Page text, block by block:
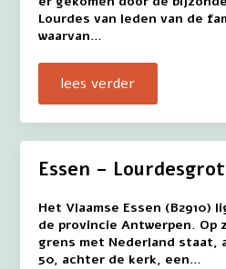
Lourdes van leden van de
waarvan…
lees verder
Essen – Lourdesgrot
Het Vlaamse Essen (B2910)
de provincie Antwerpen. Op
grens met Nederland staat,
50, achter de kerk, een…